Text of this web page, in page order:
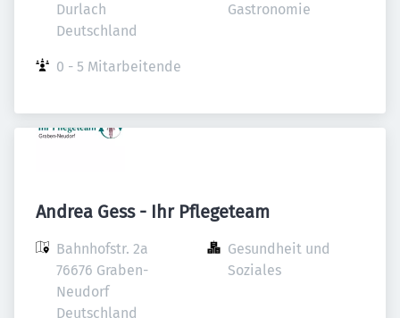
Durlach
Deutschland
Gastronomie
0 - 5 Mitarbeitende
Andrea Gess - Ihr Pflegeteam
Bahnhofstr. 2a
76676 Graben-
Neudorf
Deutschland
Gesundheit und
Soziales